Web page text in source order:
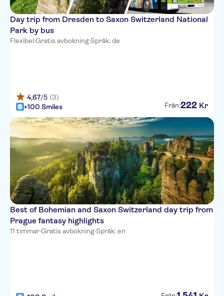
Day trip from Dresden to Saxon Switzerland National
Park by bus
Flexibel·Gratis avbokning·Språk: de
4,67/5 (3)
+100 Smiles
Från:222 Kr
Best of Bohemian and Saxon Switzerland day trip from
Prague fantasy highlights
11 timmar·Gratis avbokning·Språk: en